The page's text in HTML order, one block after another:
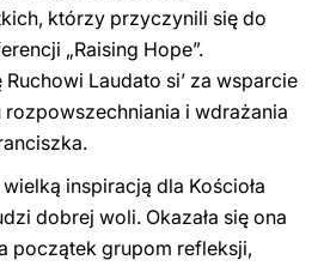
którzy przyczynili się do
„Raising Hope”.
Laudato si’ za wsparcie
i wdrażania
wielką inspiracją dla Kościoła
dobrej woli. Okazała się ona
początek grupom refleksji,